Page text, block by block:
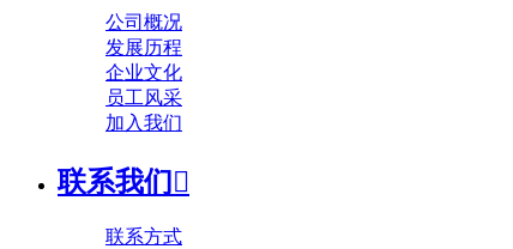
公司概况
发展历程
企业文化
员工风采
加入我们
联系我们 
联系方式